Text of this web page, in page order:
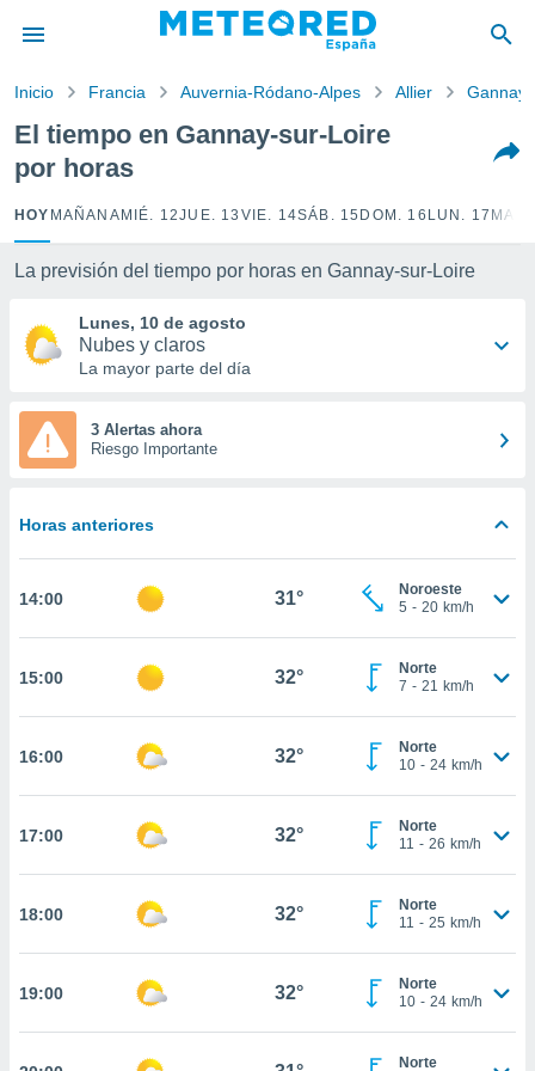
por
para
la
calidad.
a este
las
y
forma
basada
permite
seguir
coste.
botón
a la
todas
nos
y análisis
como
y
en
Inicio Francia Auvernia-Ródano-Alpes Allier
El tiempo en Gannay-sur-Loire
por horas
HOY MAÑANA MIÉ. 12JUE. 13 VIE. 14SÁB. 15 DOM. 16 LUN. 17
La previsión del tiempo por horas en Gannay-sur-Loire
Lunes, 10 de agosto
Nubes y claros
La mayor parte del día
3 Alertas ahora
Riesgo Importante
Horas anteriores
14:00 31°
Noroeste
5 - 20 km/h
15:00 32°
Norte
7 - 21 km/h
16:00 32°
Norte
10 - 24 km/h
17:00 32°
Norte
11 - 26 km/h
18:00 32°
Norte
11 - 25 km/h
19:00 32°
Norte
10 - 24 km/h
Norte